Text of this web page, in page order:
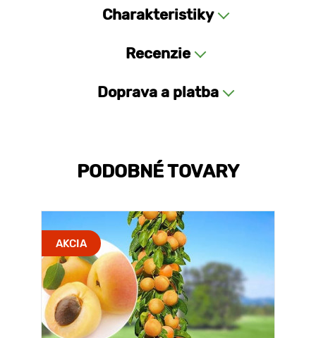
Charakteristiky
Recenzie
Doprava a platba
PODOBNÉ TOVARY
AKCIA